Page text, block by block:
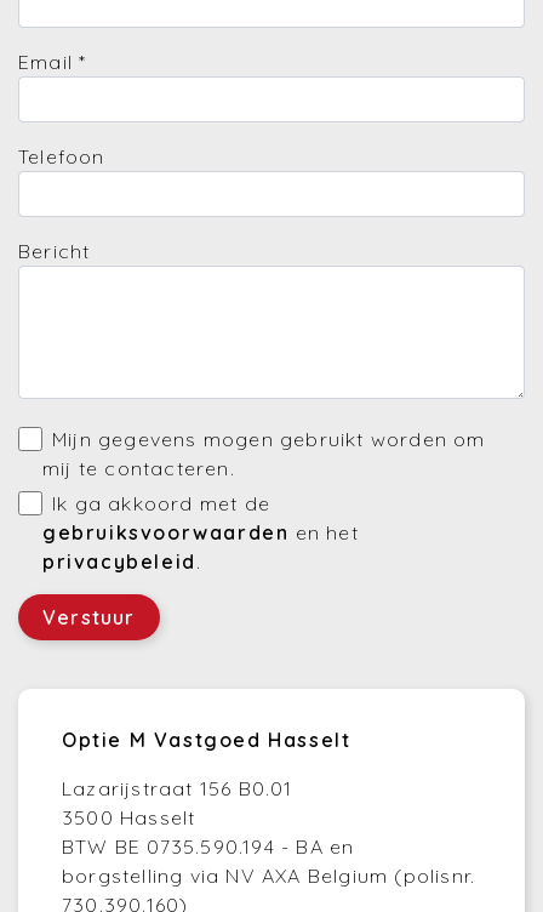
Email *
Telefoon
Bericht
Mijn gegevens mogen gebruikt worden om
mij te contacteren.
Ik ga akkoord met de
gebruiksvoorwaarden en het
privacybeleid .
Verstuur
Optie M Vastgoed Hasselt
Lazarijstraat 156 B0.01
3500 Hasselt
BTW BE 0735.590.194 - BA en
borgstelling via NV AXA Belgium (polisnr.
730.390.160)